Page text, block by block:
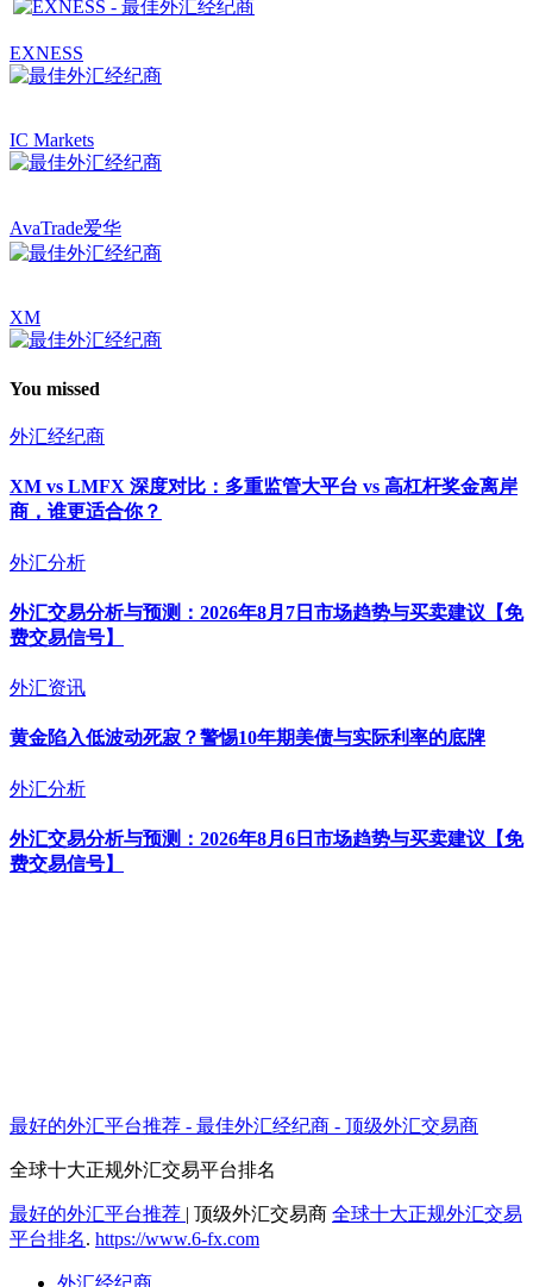
EXNESS
IC Markets
AvaTrade爱华
XM
You missed
外汇经纪商
XM vs LMFX 深度对比：多重监管大平台 vs 高杠杆奖金离岸
商，谁更适合你？
外汇分析
外汇交易分析与预测：2026年8月7日市场趋势与买卖建议【免
费交易信号】
外汇资讯
黄金陷入低波动死寂？警惕10年期美债与实际利率的底牌
外汇分析
外汇交易分析与预测：2026年8月6日市场趋势与买卖建议【免
费交易信号】
最好的外汇平台推荐 - 最佳外汇经纪商 - 顶级外汇交易商
全球十大正规外汇交易平台排名
最好的外汇平台推荐 | 顶级外汇交易商 全球十大正规外汇交易
平台排名. https://www.6-fx.com